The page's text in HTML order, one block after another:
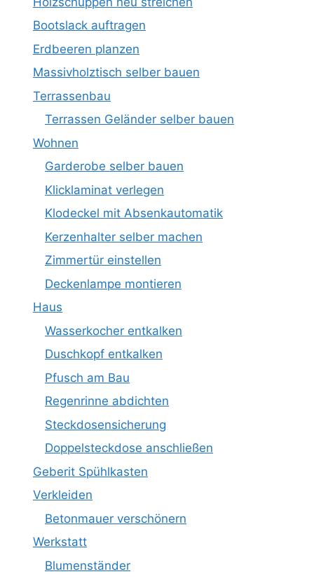
Bootslack auftragen
Erdbeeren planzen
Massivholztisch selber bauen
Terrassenbau
Terrassen Geländer selber bauen
Wohnen
Garderobe selber bauen
Klicklaminat verlegen
Klodeckel mit Absenkautomatik
Kerzenhalter selber machen
Zimmertür einstellen
Deckenlampe montieren
Haus
Wasserkocher entkalken
Duschkopf entkalken
Pfusch am Bau
Regenrinne abdichten
Steckdosensicherung
Doppelsteckdose anschließen
Geberit Spühlkasten
Verkleiden
Betonmauer verschönern
Werkstatt
Blumenständer